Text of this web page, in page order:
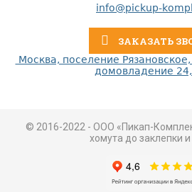
info@pickup-
ЗАКАЗАТЬ
Москва, поселение
домовладение 24,
© 2016-2022 - ООО «Пикап-
хомута до заклепки